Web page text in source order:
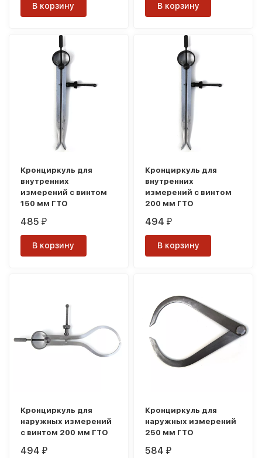
В корзину В корзину
Кронциркуль для
внутренних
измерений с винтом
150 мм ГТО
485₽
В корзину
Кронциркуль для
внутренних
измерений с винтом
200 мм ГТО
494₽
В корзину
Кронциркуль для
наружных измерений
с винтом 200 мм ГТО
494₽
Кронциркуль для
наружных измерений
250 мм ГТО
584₽